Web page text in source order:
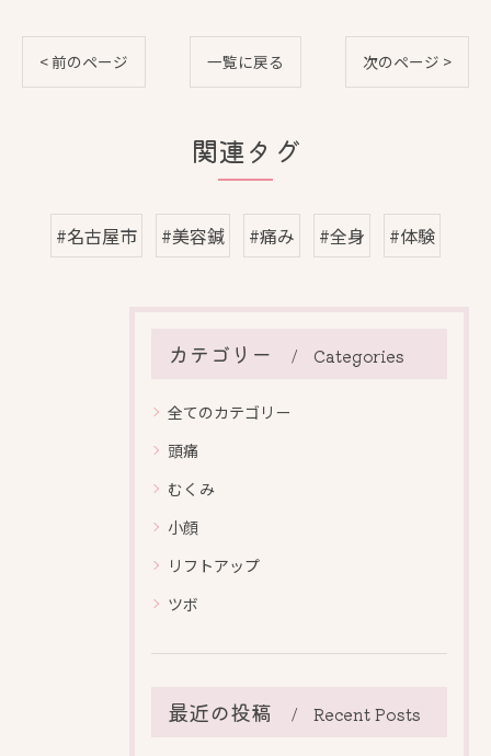
< 前のページ 一覧に戻る 次のページ >
関連タグ
#名古屋市 #美容鍼 #痛み #全身 #体験
カテゴリー Categories
全てのカテゴリー
頭痛
むくみ
小顔
リフトアップ
ツボ
最近の投稿 Recent Posts